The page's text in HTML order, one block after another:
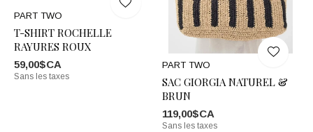
PART TWO
T-SHIRT ROCHELLE
RAYURES ROUX
59,00$CA
Sans les taxes
PART TWO
SAC GIORGIA NATUREL &
BRUN
119,00$CA
Sans les taxes